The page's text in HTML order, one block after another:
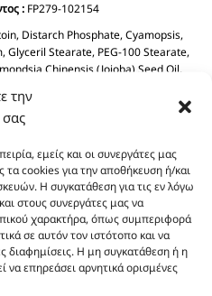
την
σας
εμείς και οι συνεργάτες μας
cookies για την αποθήκευση ή/και
Η συγκατάθεση για τις εν λόγω
στους συνεργάτες μας να
χαρακτήρα, όπως συμπεριφορά
σε αυτόν τον ιστότοπο και να
διαφημίσεις. Η μη συγκατάθεση ή η
επηρεάσει αρνητικά ορισμένες
:FP279-102154
Distarch Phosphate, Cyamopsis,
Glyceril Stearate, PEG-100 Stearate,
Chinensis (Jojoba) Seed Oil,
Amygdalus Dulcis (Sweet Almond) Oil
Phenoxyethanol, Chlorphenesin
είναι ενδεικτικές